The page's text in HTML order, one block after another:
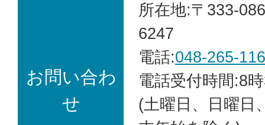
お問い合わ
せ
所在地:〒333-
6247
電話:048-265-
電話受付時間:8
(土曜日、日曜日